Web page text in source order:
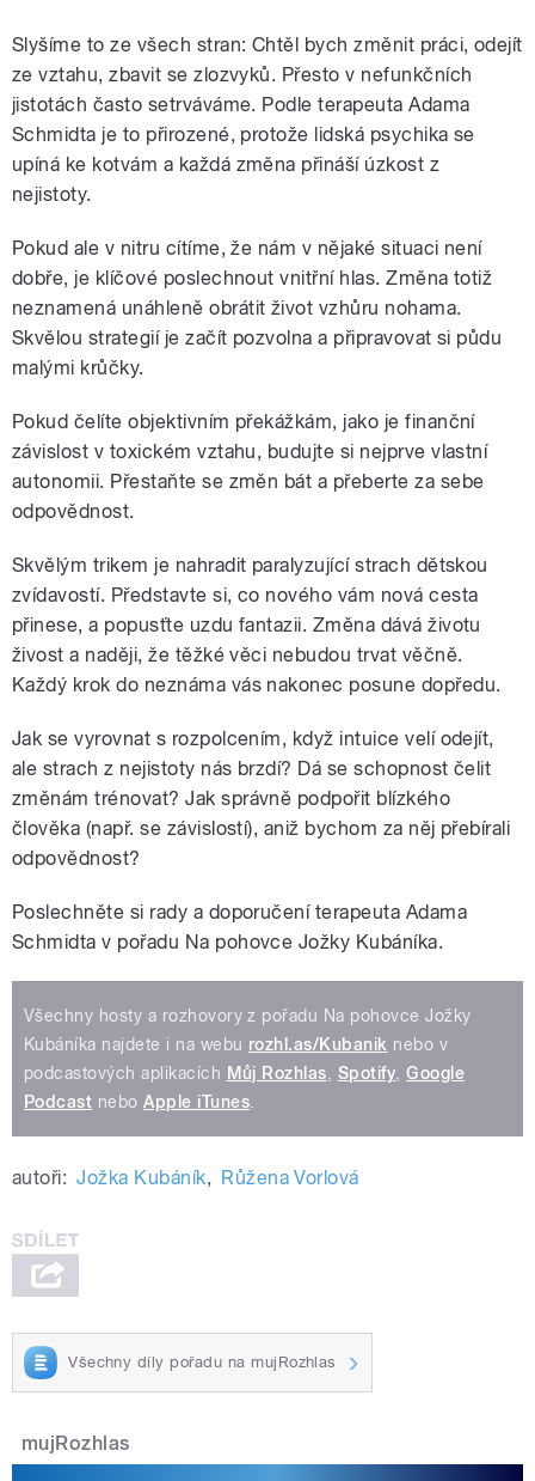
Slyšíme to ze všech stran: Chtěl bych změnit práci, odejít
ze vztahu, zbavit se zlozvyků. Přesto v nefunkčních
jistotách často setrváváme. Podle terapeuta Adama
Schmidta je to přirozené, protože lidská psychika se
upíná ke kotvám a každá změna přináší úzkost z
nejistoty.
Pokud ale v nitru cítíme, že nám v nějaké situaci není
dobře, je klíčové poslechnout vnitřní hlas. Změna totiž
neznamená unáhleně obrátit život vzhůru nohama.
Skvělou strategií je začít pozvolna a připravovat si půdu
malými krůčky.
Pokud čelíte objektivním překážkám, jako je finanční
závislost v toxickém vztahu, budujte si nejprve vlastní
autonomii. Přestaňte se změn bát a přeberte za sebe
odpovědnost.
Skvělým trikem je nahradit paralyzující strach dětskou
zvídavostí. Představte si, co nového vám nová cesta
přinese, a popusťte uzdu fantazii. Změna dává životu
živost a naději, že těžké věci nebudou trvat věčně.
Každý krok do neznáma vás nakonec posune dopředu.
Jak se vyrovnat s rozpolcením, když intuice velí odejít,
ale strach z nejistoty nás brzdí? Dá se schopnost čelit
změnám trénovat? Jak správně podpořit blízkého
člověka (např. se závislostí), aniž bychom za něj přebírali
odpovědnost?
Poslechněte si rady a doporučení terapeuta Adama
Schmidta v pořadu Na pohovce Jožky Kubáníka.
Všechny hosty a rozhovory z pořadu Na pohovce Jožky
Kubáníka najdete i na webu rozhl.as/Kubanik nebo v
podcastových aplikacích Můj Rozhlas, Spotify,Google
Podcast neboApple iTunes.
autoři: Jožka Kubáník, Růžena Vorlová
Všechny díly pořadu na mujRozhlas
mujRozhlas